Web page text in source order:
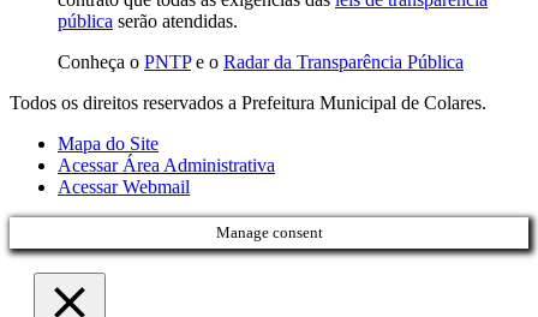
pública serão atendidas.
Conheça o PNTPe o Radar da Transparência Pública
Todos os direitos reservados a Prefeitura Municipal de Colares.
Mapa do Site
Acessar Área Administrativa
Acessar Webmail
Manage consent